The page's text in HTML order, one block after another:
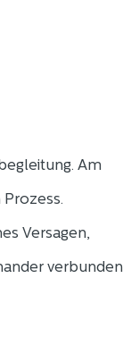
Am
Versagen,
verbunden